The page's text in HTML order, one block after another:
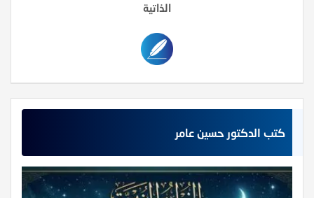
الذاتية
كتب الدكتور حسين عامر